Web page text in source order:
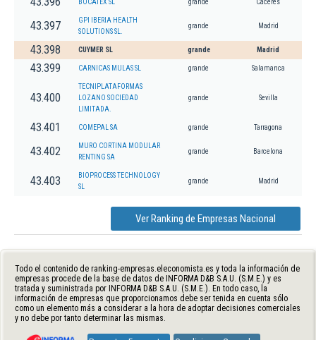
BOCATEX SL grande Cáceres
43.397
GPI IBERIA HEALTH
SOLUTIONS SL.
grande Madrid
43.398 CUYMER SL grande Madrid
43.399 CARNICAS MULAS SL grande Salamanca
43.400
TECNIPLATAFORMAS
LOZANO SOCIEDAD
LIMITADA.
grande Sevilla
43.401 COMEPAL SA grande Tarragona
43.402
MURO CORTINA MODULAR
RENTING SA
grande Barcelona
43.403
BIOPROCESS TECHNOLOGY
SL
grande Madrid
Ver Ranking de Empresas Nacional
Todo el contenido de ranking-empresas.eleconomista.es y toda la información de
empresas procede de la base de datos de INFORMA D&B S.A.U. (S.M.E.) y es
tratada y suministrada por INFORMA D&B S.A.U. (S.M.E.). En todo caso, la
información de empresas que proporcionamos debe ser tenida en cuenta sólo
como un elemento más a considerar a la hora de adoptar decisiones comerciales
y no debe por tanto determinar las mismas.